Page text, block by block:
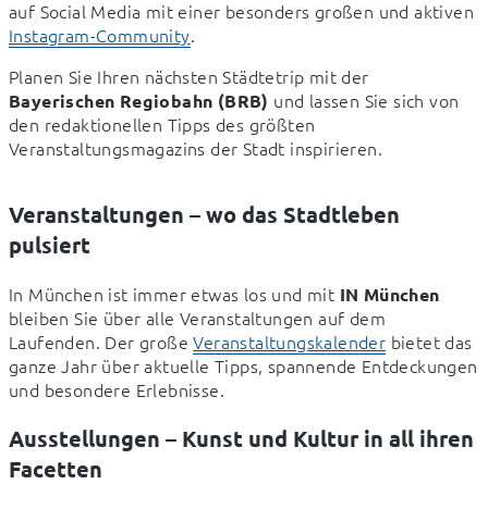
Instagram-Community.
Bayerischen Regiobahn (BRB) und lassen Sie sich von
den redaktionellen Tipps des größten
Veranstaltungsmagazins der Stadt inspirieren.
Veranstaltungen – wo das Stadtleben
pulsiert
In München ist immer etwas los und mit IN München
bleiben Sie über alle Veranstaltungen auf dem
Laufenden. Der große Veranstaltungskalender bietet das
ganze Jahr über aktuelle Tipps, spannende Entdeckungen
und besondere Erlebnisse.
Ausstellungen – Kunst und Kultur in all ihren
Facetten